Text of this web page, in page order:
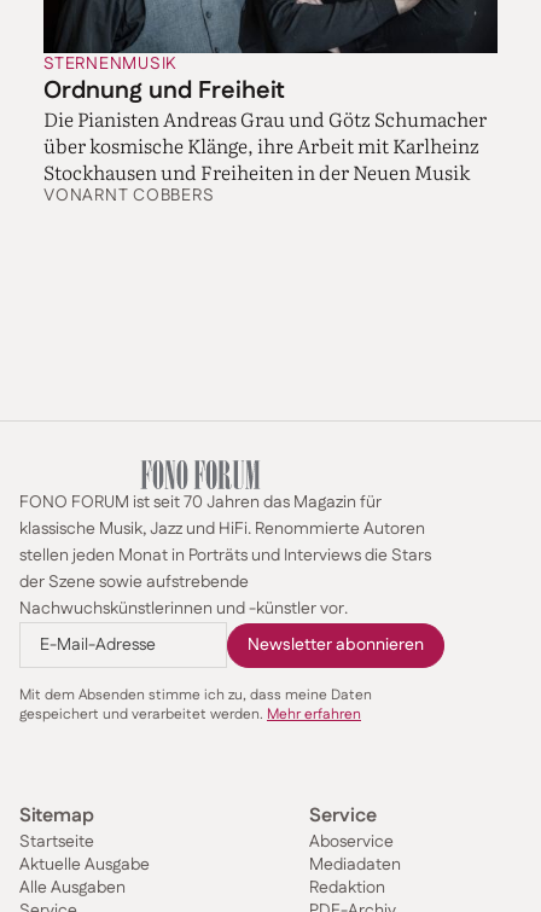
STERNENMUSIK
Ordnung und Freiheit
Die Pianisten Andreas Grau und Götz Schumacher
über kosmische Klänge, ihre Arbeit mit Karlheinz
Stockhausen und Freiheiten in der Neuen Musik
VONARNT COBBERS
FONO FORUM ist seit 70 Jahren das Magazin für
klassische Musik, Jazz und HiFi. Renommierte Autoren
stellen jeden Monat in Porträts und Interviews die Stars
der Szene sowie aufstrebende
Nachwuchskünstlerinnen und -künstler vor.
Mit dem Absenden stimme ich zu, dass meine Daten
gespeichert und verarbeitet werden. Mehr erfahren
Sitemap
Startseite
Aktuelle Ausgabe
Alle Ausgaben
Service
Aboservice
Mediadaten
Redaktion